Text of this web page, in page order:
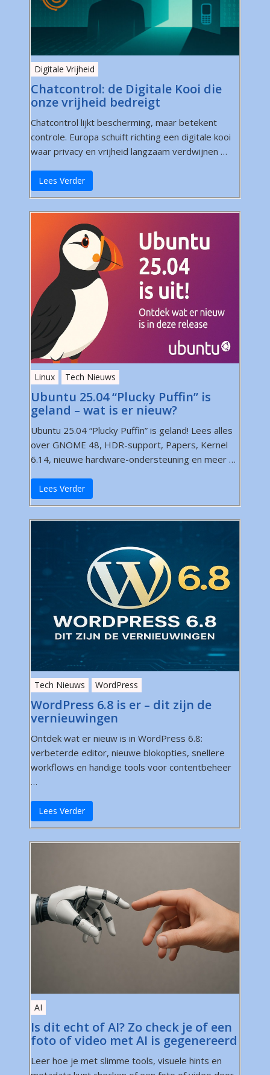
Digitale Vrijheid
Chatcontrol: de Digitale Kooi die
onze vrijheid bedreigt
Chatcontrol lijkt bescherming, maar betekent
controle. Europa schuift richting een digitale kooi
waar privacy en vrijheid langzaam verdwijnen …
Lees Verder
Linux Tech Nieuws
Ubuntu 25.04 “Plucky Puffin” is
geland – wat is er nieuw?
Ubuntu 25.04 “Plucky Puffin” is geland! Lees alles
over GNOME 48, HDR-support, Papers, Kernel
6.14, nieuwe hardware-ondersteuning en meer …
Lees Verder
Tech Nieuws WordPress
WordPress 6.8 is er – dit zijn de
vernieuwingen
Ontdek wat er nieuw is in WordPress 6.8:
verbeterde editor, nieuwe blokopties, snellere
workflows en handige tools voor contentbeheer
…
Lees Verder
AI
Is dit echt of AI? Zo check je of een
foto of video met AI is gegenereerd
Leer hoe je met slimme tools, visuele hints en